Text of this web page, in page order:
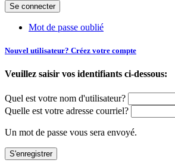
Mot de passe oublié
Nouvel utilisateur? Créez votre compte
Veuillez saisir vos identifiants ci-dessous:
Quel est votre nom d'utilisateur?
Quelle est votre adresse courriel?
Un mot de passe vous sera envoyé.